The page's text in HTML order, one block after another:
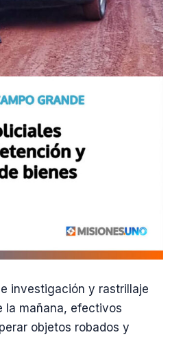
investigación y rastrillaje
la mañana, efectivos
objetos robados y